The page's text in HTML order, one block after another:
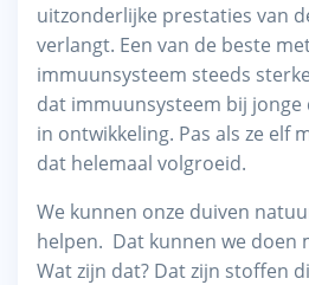
uitzonderlijke prestaties van
verlangt. Een van de beste
immuunsysteem steeds
dat immuunsysteem bij jonge
in ontwikkeling. Pas als ze elf
dat helemaal volgroeid.
We kunnen onze duiven
helpen. Dat kunnen we doen
Wat zijn dat? Dat zijn stoffen